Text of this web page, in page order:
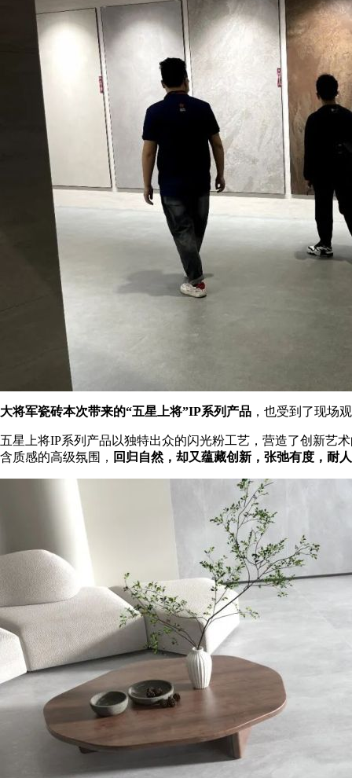
大将军瓷砖本次带来的“五星上将”IP系列产品 ，也受到了现场
五星上将IP系列产品以独特出众的闪光粉工艺，营造了创新艺
含质感的高级氛围， 回归自然，却又蕴藏创新，张弛有度，耐